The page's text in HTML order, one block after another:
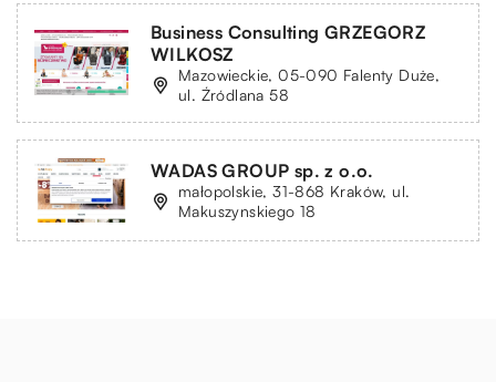
Business Consulting GRZEGORZ
WILKOSZ
Mazowieckie, 05-090 Falenty Duże,
ul. Źródlana 58
WADAS GROUP sp. z o.o.
małopolskie, 31-868 Kraków, ul.
Makuszynskiego 18